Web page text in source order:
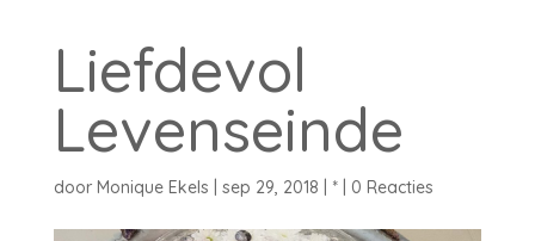
Liefdevol
Levenseinde
door Monique Ekels sep 29, 2018 *| 0 Reacties